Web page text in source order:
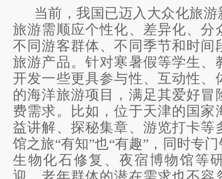
当前，我国已迈入大众化旅
旅游需顺应个性化、差异化、分
不同游客群体、不同季节和时间
旅游产品。针对寒暑假等学生、
开发一些更具参与性、互动性、
的海洋旅游项目，满足其爱好冒
费需求。比如，位于天津的国家
益讲解、探秘集章、游览打卡等
馆之旅“有知”也“有趣”，同时专
生物化石修复、夜宿博物馆等